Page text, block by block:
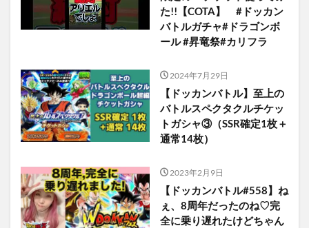
た!!【COTA】 #ドッカン
バトルガチャ#ドラゴンボ
ール #昇竜祭#カリフラ
2024年7月29日
【ドッカンバトル】至上の
バトルスペクタクルチケッ
トガシャ③（SSR確定1枚＋
通常14枚）
2023年2月9日
【ドッカンバトル#558】ね
ぇ、8周年だったのね♡完
全に乗り遅れたけどちゃん